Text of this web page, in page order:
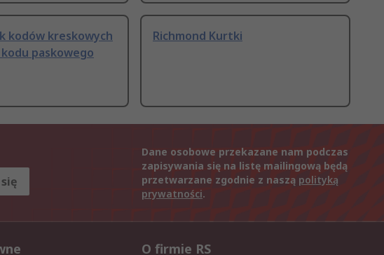
kodów kreskowych
kodu paskowego
Richmond Kurtki
Dane osobowe przekazane nam podczas
zapisywania się na listę mailingową będą
przetwarzane zgodnie z naszą polityką
prywatności.
O firmie RS